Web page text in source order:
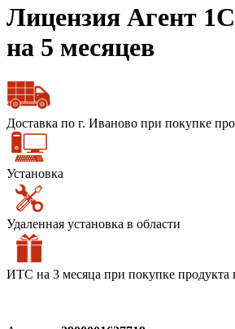
Лицензия Агент
на 5 месяцев
Доставка по г. Иваново при покупке
Установка
Удаленная установка в области
ИТС на 3 месяца при покупке